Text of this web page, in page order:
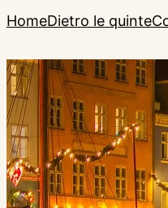
HomeDietro le quinte